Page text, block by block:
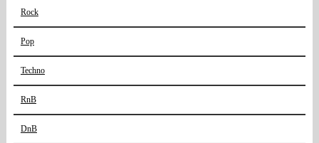
Rock
Pop
Techno
RnB
DnB